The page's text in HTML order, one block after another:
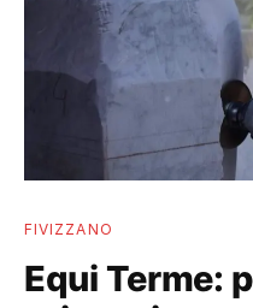
FIVIZZANO
Equi Terme: